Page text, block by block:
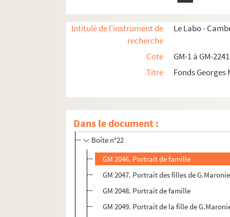
Intitulé de l'instrument de
recherche
Le Labo -
Cote
GM-1 à GM-
Titre
Fonds Georges
Dans le document :
Boîte n°14
Boîte n°15
Boîte n°16
Boîte n°20
Boîte n°21
Boîte n°22
GM 2046. Portrait de famille
GM 2047. Portrait des filles de
GM 2048. Portrait de famille
GM 2049. Portrait de la fille de